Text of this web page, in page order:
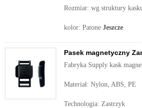
Rozmiar: wg struktury
kolor: Patone Jeszcze
Pasek magnetyczny
Fabryka Supply kask
Materiał: Nylon, ABS, PE
Technologia: Zastrzyk